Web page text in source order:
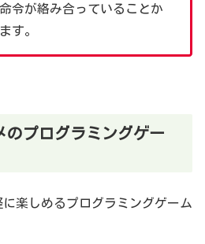
令が絡み合っていることか
す。
のプログラミングゲー
楽しめるプログラミングゲーム